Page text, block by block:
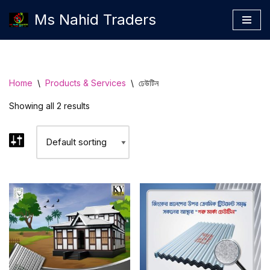
Ms Nahid Traders
Home \ Products & Services \ ঢেউটিন
Showing all 2 results